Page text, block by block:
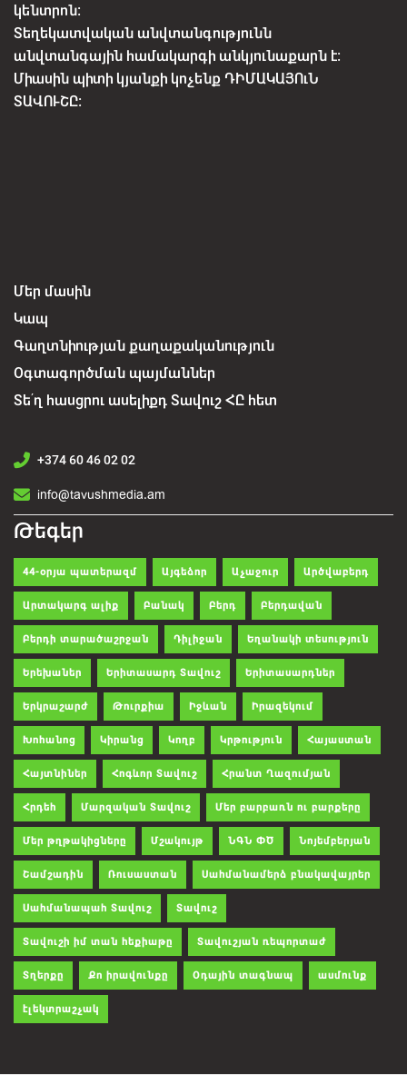
կենտրոն:
Տեղեկատվական անվտանգությունն
անվտանգային համակարգի անկյունաքարն է:
Միասին պիտի կյանքի կոչենք ԴԻՄԱԿԱՅՈւՆ
ՏԱՎՈՒՇԸ:
Մեր մասին
Կապ
Գաղտնիության քաղաքականություն
Օգտագործման պայմաններ
Տե՛ղ հասցրու ասելիքդ Տավուշ ՀԸ հետ
+374 60 46 02 02
info@tavushmedia.am
Թեգեր
44-օրյա պատերազմ Այգեձոր Աչաջուր Արծվաբերդ
Արտակարգ ալիք Բանակ Բերդ Բերդավան
Բերդի տարածաշրջան Դիլիջան Եղանակի տեսություն
Երեխաներ Երիտասարդ Տավուշ Երիտասարդներ
Երկրաշարժ Թուրքիա Իջևան Իրազեկում
Խոհանոց Կիրանց Կողբ Կրթություն Հայաստան
Հայտնիներ Հոգևոր Տավուշ Հրանտ Ղազումյան
Հրդեհ Մարզական Տավուշ Մեր բարբառն ու բարքերը
Մեր թղթակիցները Մշակույթ ՆԳՆ ՓԾ Նոյեմբերյան
Շամշադին Ռուսաստան Սահմանամերձ բնակավայրեր
Սահմանապահ Տավուշ Տավուշ
Տավուշի իմ տան հեքիաթը Տավուշյան ռեպորտաժ
Տղերքը Քո իրավունքը Օդային տագնապ ասմունք
էլեկտրաշչակ